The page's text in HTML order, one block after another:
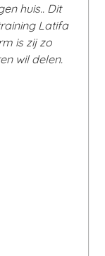
huis.. Dit
Latifa
is zij zo
wil delen.